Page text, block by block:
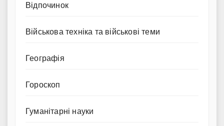
Відпочинок
Військова техніка та військові теми
Географія
Гороскоп
Гуманітарні науки